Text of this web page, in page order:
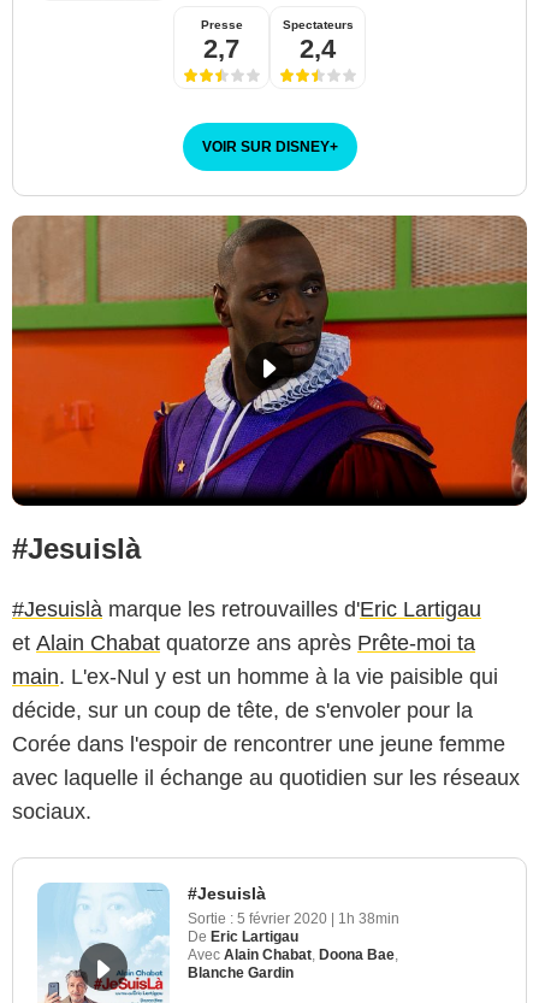
Presse
2,7
Spectateurs
2,4
VOIR SUR DISNEY+
#Jesuislà
#Jesuislà marque les retrouvailles d'Eric Lartigau
et Alain Chabat quatorze ans après Prête-moi ta
main. L'ex-Nul y est un homme à la vie paisible qui
décide, sur un coup de tête, de s'envoler pour la
Corée dans l'espoir de rencontrer une jeune femme
avec laquelle il échange au quotidien sur les réseaux
sociaux.
#Jesuislà
Sortie : 5 février 2020
1h 38min
De Eric Lartigau
Avec Alain Chabat, Doona Bae,
Blanche Gardin